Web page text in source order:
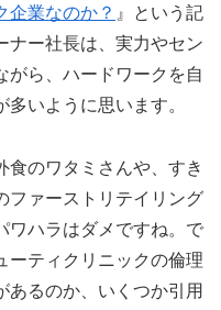
企業なのか？ 』という記
ナー社長は、実力やセン
がら、ハードワークを自
いように思います。
食のワタミさんや、すき
ファーストリテイリング
ワハラはダメですね。で
ーティクリニックの倫理
あるのか、いくつか引用